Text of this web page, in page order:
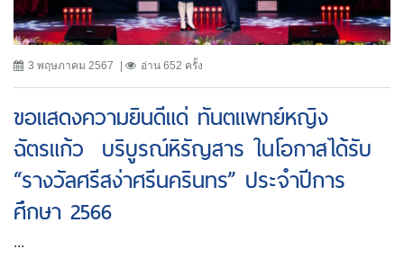
3 พฤษภาคม 2567 อ่าน 652 ครั้ง
ขอแสดงความยินดีแด่ ทันตแพทย์หญิง
ฉัตรแก้ว บริบูรณ์หิรัญสาร ในโอกาสได้รับ
“รางวัลศรีสง่าศรีนครินทร” ประจำปีการ
ศึกษา 2566
...